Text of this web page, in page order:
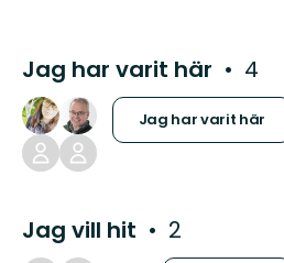
Jag har varit här 4
Jag har varit här
Jag vill hit 2